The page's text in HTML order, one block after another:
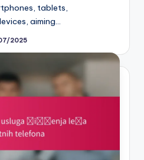
tablets,
aiming…
2025